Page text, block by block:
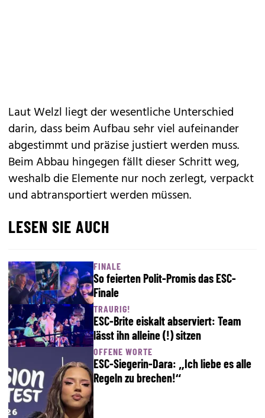
Laut Welzl liegt der wesentliche Unterschied
darin, dass beim Aufbau sehr viel aufeinander
abgestimmt und präzise justiert werden muss.
Beim Abbau hingegen fällt dieser Schritt weg,
weshalb die Elemente nur noch zerlegt, verpackt
und abtransportiert werden müssen.
LESEN SIE AUCH
FINALE
So feierten Polit-Promis das ESC-
Finale
TRAURIG!
ESC-Brite eiskalt abserviert: Team
lässt ihn alleine (!) sitzen
OFFENE WORTE
ESC-Siegerin-Dara: „Ich liebe es alle
Regeln zu brechen!“